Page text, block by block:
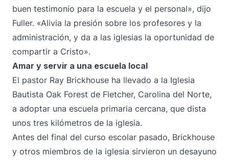
buen testimonio para la escuela y el personal», dijo
Fuller. «Alivia la presión sobre los profesores y la
administración, y da a las iglesias la oportunidad de
compartir a Cristo».
Amar y servir a una escuela local
El pastor Ray Brickhouse ha llevado a la Iglesia
Bautista Oak Forest de Fletcher, Carolina del Norte,
a adoptar una escuela primaria cercana, que dista
unos tres kilómetros de la iglesia.
Antes del final del curso escolar pasado, Brickhouse
y otros miembros de la iglesia sirvieron un desayuno